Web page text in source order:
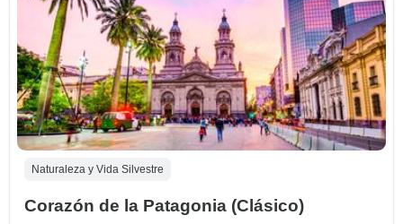
Naturaleza y Vida Silvestre
Corazón de la Patagonia (Clásico)